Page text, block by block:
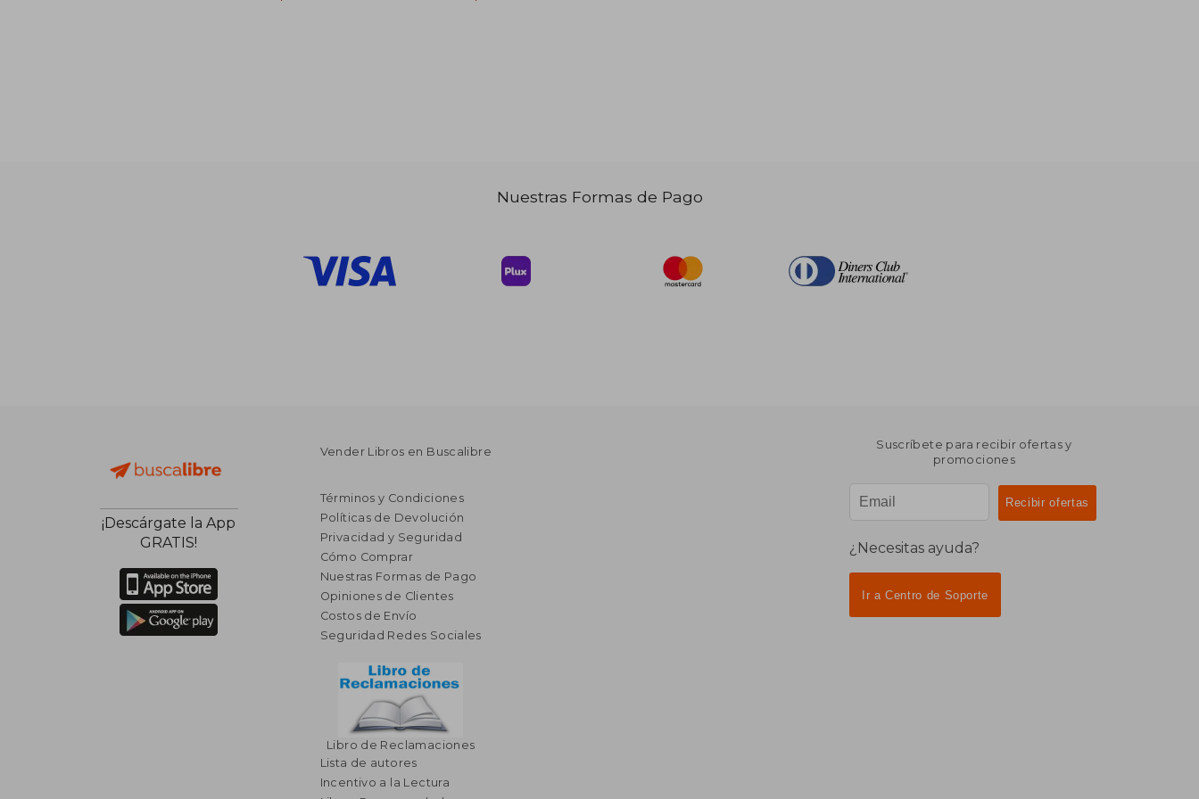
Nuestras Formas de Pago
¡Descárgate la App
GRATIS!
Vender Libros en Buscalibre
Términos y Condiciones
Políticas de Devolución
Privacidad y Seguridad
Cómo Comprar
Nuestras Formas de Pago
Opiniones de Clientes
Costos de Envío
Seguridad Redes Sociales
Libro de Reclamaciones
Lista de autores
Incentivo a la Lectura
Suscríbete para recibir ofertas y
promociones
¿Necesitas ayuda?
Ir a Centro de Soporte